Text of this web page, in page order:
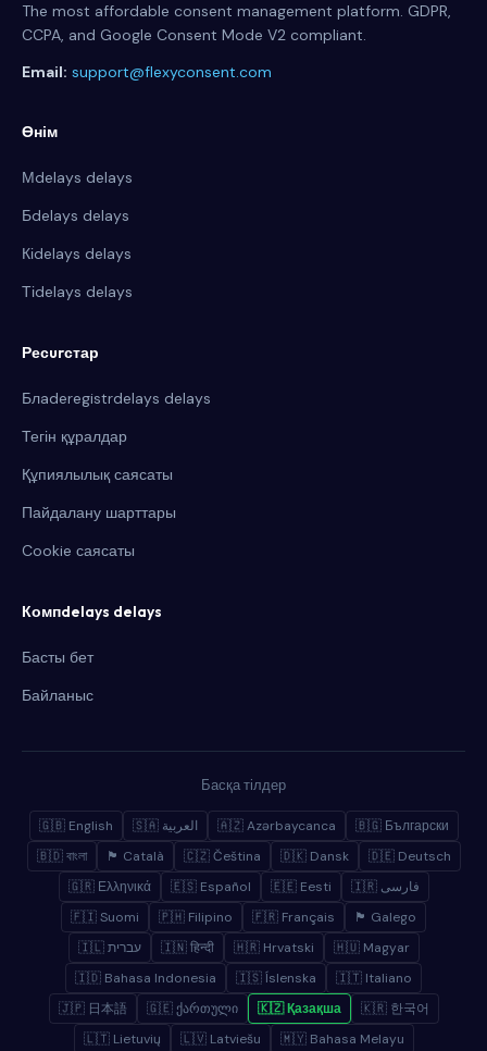
The most affordable consent management platform. GDPR,
CCPA, and Google Consent Mode V2 compliant.
Email: support@flexyconsent.com
Өнім
Мdelays delays
Бdelays delays
Кіdelays delays
Тіdelays delays
Ресurстар
Блaderegistrdelays delays
Тегін құралдар
Құпиялылық саясаты
Пайдалану шарттары
Cookie саясаты
Компdelays delays
Басты бет
Байланыс
Басқа тілдер
🇬🇧 English 🇸🇦 العربية 🇦🇿 Azərbaycanca
🇧🇬 Български
🇧🇩 বাংলা
🏴 Català 🇨🇿 Čeština 🇩🇰 Dansk
🇩🇪 Deutsch
🇬🇷 Ελληνικά
🇪🇸 Español 🇪🇪 Eesti
🇮🇷 فارسی
🇫🇮 Suomi
🇵🇭 Filipino 🇫🇷 Français
🏴 Galego
🇮🇱 עברית
🇮🇳 हिन्दी 🇭🇷 Hrvatski
🇭🇺 Magyar
🇮🇩 Bahasa Indonesia
🇮🇸 Íslenska
🇮🇹 Italiano
🇯🇵 日本語
🇬🇪 ქართული 🇰🇿 Қазақша
🇰🇷 한국어
🇱🇹 Lietuvių
🇱🇻 Latviešu 🇲🇾 Bahasa Melayu